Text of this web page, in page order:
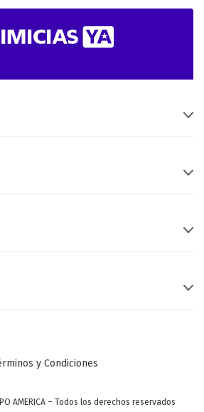
y Condiciones
AMERICA – Todos los derechos reservados